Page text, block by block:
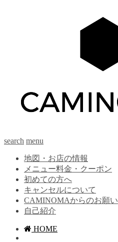
search menu
地図・お店の情報
メニュー料金・クーポン
初めての方へ
キャンセルについて
CAMINOMAからのお願い
自己紹介
HOME